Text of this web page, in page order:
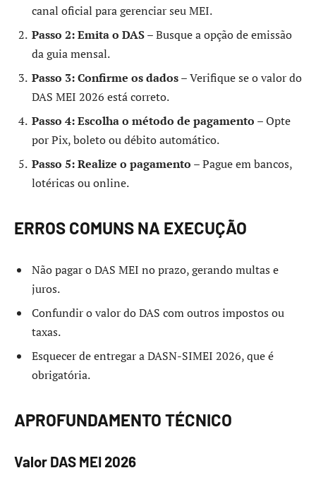
canal oficial para gerenciar seu MEI.
Passo 2: Emita o DAS– Busque a opção de emissão
da guia mensal.
Passo 3: Confirme os dados– Verifique se o valor do
DAS MEI 2026 está correto.
Passo 4: Escolha o método de pagamento – Opte
por Pix, boleto ou débito automático.
Passo 5: Realize o pagamento – Pague em bancos,
lotéricas ou online.
ERROS COMUNS NA EXECUÇÃO
Não pagar o DAS MEI no prazo, gerando multas e
juros.
Confundir o valor do DAS com outros impostos ou
taxas.
Esquecer de entregar a DASN-SIMEI 2026, que é
obrigatória.
APROFUNDAMENTO TÉCNICO
Valor DAS MEI 2026